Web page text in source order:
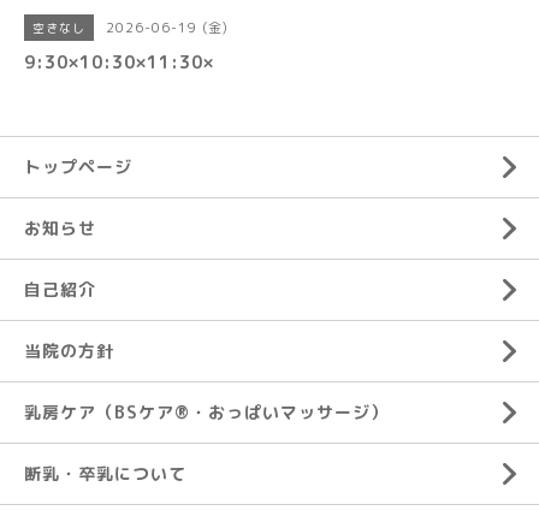
空きなし 2026-06-19 (金)
9:30×10:30×11:30×
トップページ
お知らせ
自己紹介
当院の方針
乳房ケア（BSケア®︎・おっぱいマッサージ）
断乳・卒乳について